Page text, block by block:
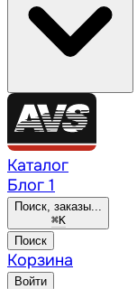
Каталог
Блог 1
Поиск, заказы...
⌘K
Поиск
Корзина
Войти